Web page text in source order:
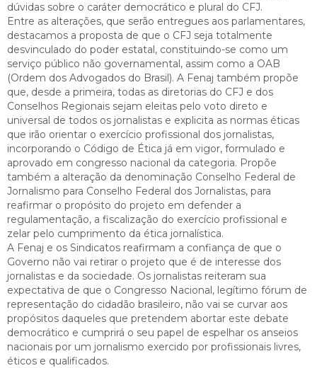
dúvidas sobre o caráter democrático e plural do CFJ.
Entre as alterações, que serão entregues aos parlamentares,
destacamos a proposta de que o CFJ seja totalmente
desvinculado do poder estatal, constituindo-se como um
serviço público não governamental, assim como a OAB
(Ordem dos Advogados do Brasil). A Fenaj também propõe
que, desde a primeira, todas as diretorias do CFJ e dos
Conselhos Regionais sejam eleitas pelo voto direto e
universal de todos os jornalistas e explicita as normas éticas
que irão orientar o exercício profissional dos jornalistas,
incorporando o Código de Ética já em vigor, formulado e
aprovado em congresso nacional da categoria. Propõe
também a alteração da denominação Conselho Federal de
Jornalismo para Conselho Federal dos Jornalistas, para
reafirmar o propósito do projeto em defender a
regulamentação, a fiscalização do exercício profissional e
zelar pelo cumprimento da ética jornalística.
A Fenaj e os Sindicatos reafirmam a confiança de que o
Governo não vai retirar o projeto que é de interesse dos
jornalistas e da sociedade. Os jornalistas reiteram sua
expectativa de que o Congresso Nacional, legítimo fórum de
representação do cidadão brasileiro, não vai se curvar aos
propósitos daqueles que pretendem abortar este debate
democrático e cumprirá o seu papel de espelhar os anseios
nacionais por um jornalismo exercido por profissionais livres,
éticos e qualificados.